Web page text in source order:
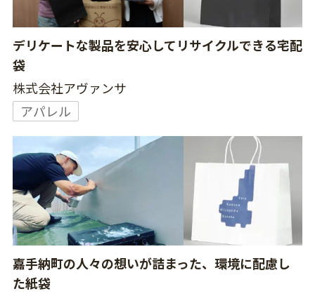
デリケートな製品を安心してリサイクルできる宅配
袋
株式会社アヴァンサ
アパレル
嘉手納町の人々の想いが詰まった、環境に配慮し
た紙袋